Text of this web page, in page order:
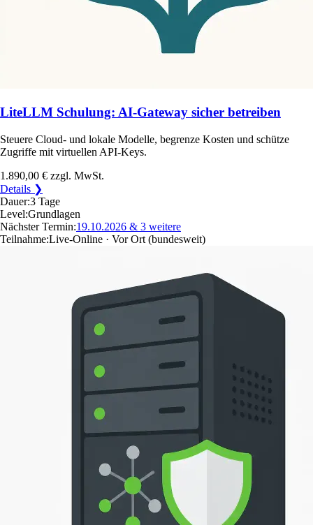
LiteLLM Schulung: AI-Gateway sicher betreiben
Steuere Cloud- und lokale Modelle, begrenze Kosten und schütze
Zugriffe mit virtuellen API-Keys.
1.890,00 € zzgl. MwSt.
Details ❯
Dauer:3 Tage
Level:Grundlagen
Nächster Termin:19.10.2026 & 3 weitere
Teilnahme:Live-Online · Vor Ort (bundesweit)